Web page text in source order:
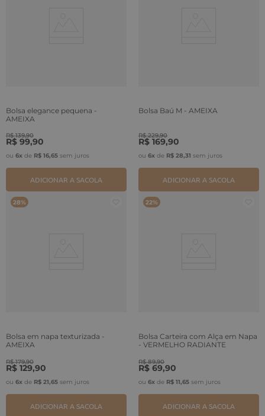
Bolsa elegance pequena -
AMEIXA
R$ 139,90
R$ 99,90
ou 6x de R$ 16,65 sem juros
ADICIONAR A SACOLA
Bolsa Baú M - AMEIXA
R$ 229,90
R$ 169,90
ou 6x de R$ 28,31 sem juros
ADICIONAR A SACOLA
28%
Bolsa em napa texturizada -
AMEIXA
R$ 179,90
R$ 129,90
ou 6x de R$ 21,65 sem juros
ADICIONAR A SACOLA
22%
Bolsa Carteira com Alça em Napa
- VERMELHO RADIANTE
R$ 89,90
R$ 69,90
ou 6x de R$ 11,65 sem juros
ADICIONAR A SACOLA